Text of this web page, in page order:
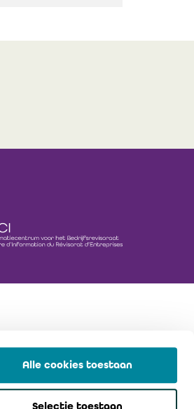
Alle cookies toestaan
Selectie toestaan